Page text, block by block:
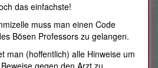
das einfachste!
muss man einen Code
Bösen Professors zu gelangen.
man (hoffentlich) alle Hinweise um